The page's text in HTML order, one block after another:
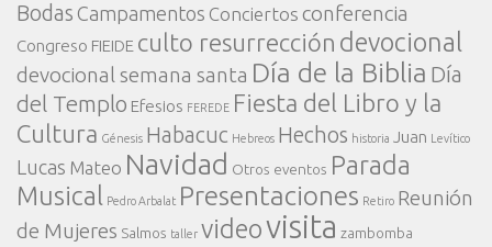
Bodas Campamentos Conciertos conferencia
Congreso FIEIDE culto resurrección devocional
devocional semana santa Día de la Biblia Día
del Templo Efesios FEREDE Fiesta del Libro y la
Cultura Génesis Habacuc Hebreos Hechos historia Juan Levítico
Lucas Mateo Navidad Otros eventos Parada
Musical
Pedro Arbalat Presentaciones Retiro Reunión
de Mujeres Salmos taller videovisita zambomba